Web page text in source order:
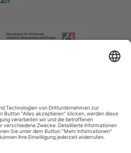
|Barrierefreiheitserklärung